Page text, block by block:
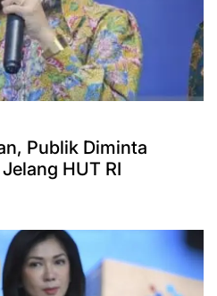
Publik Diminta
HUT RI